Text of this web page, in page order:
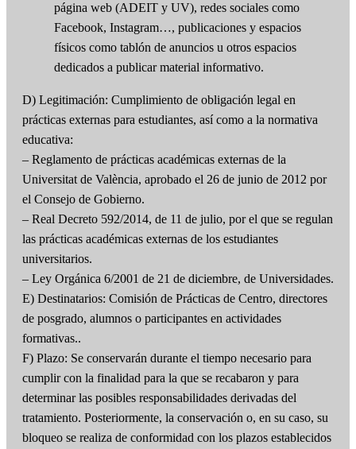
página web (ADEIT y UV), redes sociales como
Facebook, Instagram…, publicaciones y espacios
físicos como tablón de anuncios u otros espacios
dedicados a publicar material informativo.
D) Legitimación: Cumplimiento de obligación legal en
prácticas externas para estudiantes, así como a la normativa
educativa:
– Reglamento de prácticas académicas externas de la
Universitat de València, aprobado el 26 de junio de 2012 por
el Consejo de Gobierno.
– Real Decreto 592/2014, de 11 de julio, por el que se regulan
las prácticas académicas externas de los estudiantes
universitarios.
– Ley Orgánica 6/2001 de 21 de diciembre, de Universidades.
E) Destinatarios: Comisión de Prácticas de Centro, directores
de posgrado, alumnos o participantes en actividades
formativas..
F) Plazo: Se conservarán durante el tiempo necesario para
cumplir con la finalidad para la que se recabaron y para
determinar las posibles responsabilidades derivadas del
tratamiento. Posteriormente, la conservación o, en su caso, su
bloqueo se realiza de conformidad con los plazos establecidos